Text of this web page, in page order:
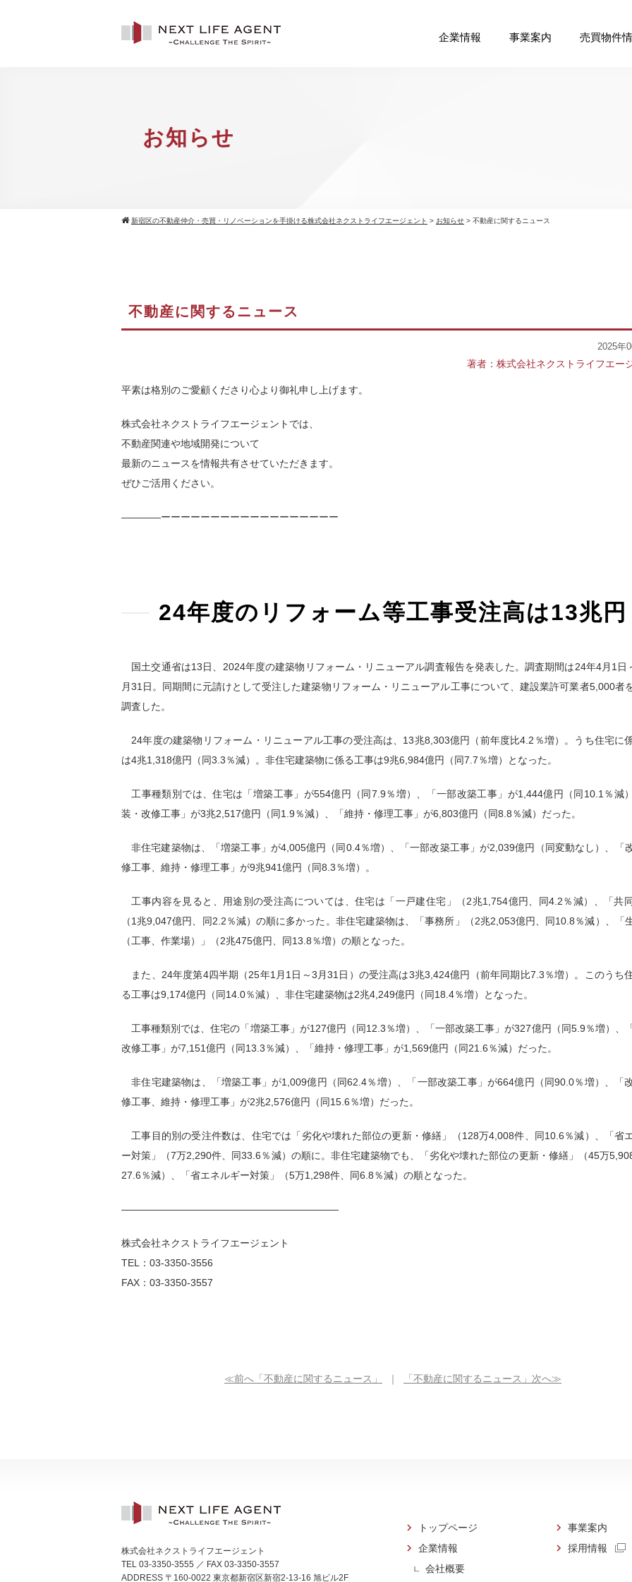
企業情報 事業案内 売買物件
お知らせ
新宿区の不動産仲介・売買・リノベーションを手掛ける株式会社ネクストライフエージェント > お知らせ > 不動産に関するニュース
不動産に関するニュース
2025年
著者：株式会社ネクストライフエー
平素は格別のご愛顧くださり心より御礼申し上げます。
株式会社ネクストライフエージェントでは、
不動産関連や地域開発について
最新のニュースを情報共有させていただきます。
ぜひご活用ください。
————ーーーーーーーーーーーーーーーーーー
24年度のリフォーム等工事受注高は13兆円
国土交通省は13日、2024年度の建築物リフォーム・リニューアル調査報告を発表した。調査期間は24年4月1日
月31日。同期間に元請けとして受注した建築物リフォーム・リニューアル工事について、建設業許可業者5,000者
調査した。
24年度の建築物リフォーム・リニューアル工事の受注高は、13兆8,303億円（前年度比4.2％増）。うち住宅に
は4兆1,318億円（同3.3％減）。非住宅建築物に係る工事は9兆6,984億円（同7.7％増）となった。
工事種類別では、住宅は「増築工事」が554億円（同7.9％増）、「一部改築工事」が1,444億円（同10.1％減
装・改修工事」が3兆2,517億円（同1.9％減）、「維持・修理工事」が6,803億円（同8.8％減）だった。
非住宅建築物は、「増築工事」が4,005億円（同0.4％増）、「一部改築工事」が2,039億円（同変動なし）、「
修工事、維持・修理工事」が9兆941億円（同8.3％増）。
工事内容を見ると、用途別の受注高については、住宅は「一戸建住宅」（2兆1,754億円、同4.2％減）、「共同
（1兆9,047億円、同2.2％減）の順に多かった。非住宅建築物は、「事務所」（2兆2,053億円、同10.8％減）、「
（工事、作業場）」（2兆475億円、同13.8％増）の順となった。
また、24年度第4四半期（25年1月1日～3月31日）の受注高は3兆3,424億円（前年同期比7.3％増）。このうち
る工事は9,174億円（同14.0％減）、非住宅建築物は2兆4,249億円（同18.4％増）となった。
工事種類別では、住宅の「増築工事」が127億円（同12.3％増）、「一部改築工事」が327億円（同5.9％増）、
改修工事」が7,151億円（同13.3％減）、「維持・修理工事」が1,569億円（同21.6％減）だった。
非住宅建築物は、「増築工事」が1,009億円（同62.4％増）、「一部改築工事」が664億円（同90.0％増）、「
修工事、維持・修理工事」が2兆2,576億円（同15.6％増）だった。
工事目的別の受注件数は、住宅では「劣化や壊れた部位の更新・修繕」（128万4,008件、同10.6％減）、「省
ー対策」（7万2,290件、同33.6％減）の順に。非住宅建築物でも、「劣化や壊れた部位の更新・修繕」（45万
27.6％減）、「省エネルギー対策」（5万1,298件、同6.8％減）の順となった。
——————————————————————
株式会社ネクストライフエージェント
TEL
： 03-3350-3556
FAX ： 03-3350-3557
≪前へ「不動産に関するニュース」 ｜ 「不動産に関するニュース」次へ≫
株式会社ネクストライフエージェント
TEL 03-3350-3555 ／ FAX 03-3350-3557
ADDRESS 〒160-0022 東京都新宿区新宿2-13-16 旭ビル2F
トップページ
企業情報
会社概要
事業案内
採用情報